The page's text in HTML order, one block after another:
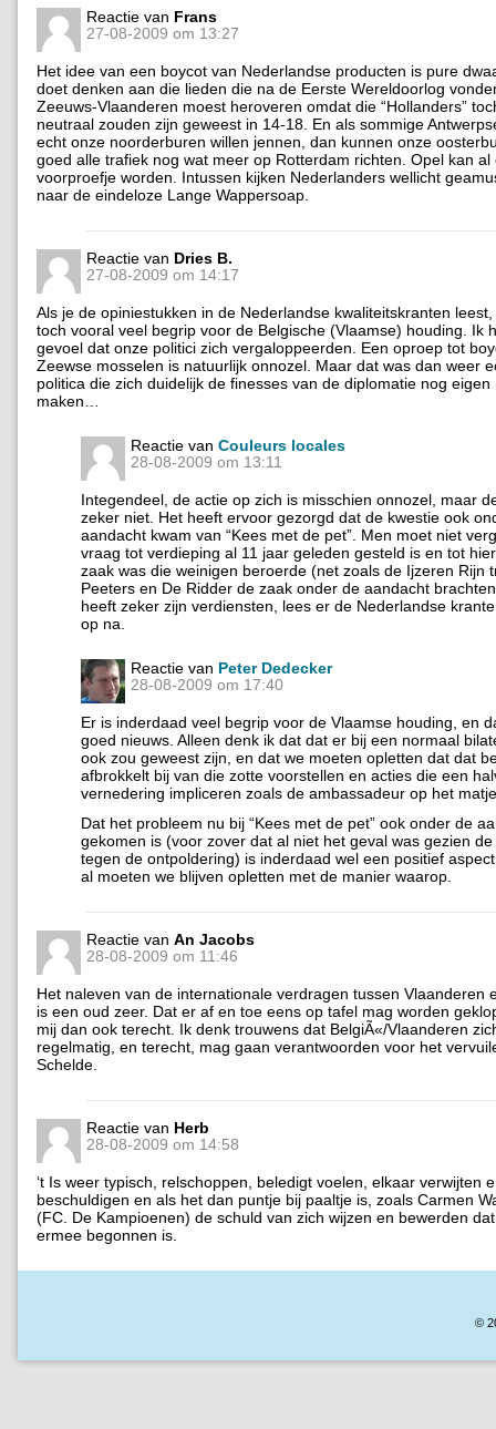
Reactie van Frans
27-08-2009 om 13:27
Het idee van een boycot van Nederlandse producten is pure
doet denken aan die lieden die na de Eerste Wereldoorlog
Zeeuws-Vlaanderen moest heroveren omdat die “Hollanders”
neutraal zouden zijn geweest in 14-18. En als sommige
echt onze noorderburen willen jennen, dan kunnen onze
goed alle trafiek nog wat meer op Rotterdam richten. Opel kan al
voorproefje worden. Intussen kijken Nederlanders wellicht
naar de eindeloze Lange Wappersoap.
Reactie van Dries B.
27-08-2009 om 14:17
Als je de opiniestukken in de Nederlandse kwaliteitskranten
toch vooral veel begrip voor de Belgische (Vlaamse) houding. Ik
gevoel dat onze politici zich vergaloppeerden. Een oproep tot
Zeewse mosselen is natuurlijk onnozel. Maar dat was dan weer
politica die zich duidelijk de finesses van de diplomatie nog eigen
maken…
Reactie van Couleurs locales
28-08-2009 om 13:11
Integendeel, de actie op zich is misschien onnozel, maar
zeker niet. Het heeft ervoor gezorgd dat de kwestie ook
aandacht kwam van “Kees met de pet”. Men moet niet
vraag tot verdieping al 11 jaar geleden gesteld is en tot
zaak was die weinigen beroerde (net zoals de Ijzeren Rijn
Peeters en De Ridder de zaak onder de aandacht
heeft zeker zijn verdiensten, lees er de Nederlandse
op na.
Reactie van Peter Dedecker
28-08-2009 om 17:40
Er is inderdaad veel begrip voor de Vlaamse houding, en
goed nieuws. Alleen denk ik dat dat er bij een normaal
ook zou geweest zijn, en dat we moeten opletten dat dat
afbrokkelt bij van die zotte voorstellen en acties die een
vernedering impliceren zoals de ambassadeur op het
Dat het probleem nu bij “Kees met de pet” ook onder de
gekomen is (voor zover dat al niet het geval was gezien
tegen de ontpoldering) is inderdaad wel een positief
al moeten we blijven opletten met de manier waarop.
Reactie van An Jacobs
28-08-2009 om 11:46
Het naleven van de internationale verdragen tussen Vlaanderen
is een oud zeer. Dat er af en toe eens op tafel mag worden
mij dan ook terecht. Ik denk trouwens dat BelgiÃ«/Vlaanderen
regelmatig, en terecht, mag gaan verantwoorden voor het
Schelde.
Reactie van Herb
28-08-2009 om 14:58
‘t Is weer typisch, relschoppen, beledigt voelen, elkaar verwijten
beschuldigen en als het dan puntje bij paaltje is, zoals Carmen
(FC. De Kampioenen) de schuld van zich wijzen en bewerden
ermee begonnen is.
©